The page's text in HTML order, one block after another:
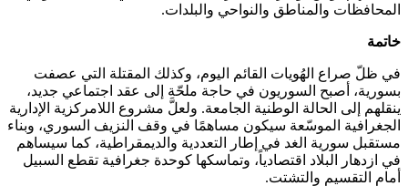
المحافظات والمناطق والنواحي والبلدات.
خاتمة
في ظلّ صراع الهُويات القائم اليوم، وكذلك المقتلة التي عصفت
بسورية، أصبح السوريون في حاجة ملحّة إلى عقد اجتماعي جديد،
ينقلهم إلى الحالة الوطنية الجامعة. ولعلَّ مشروع اللامركزية الإدارية
الجغرافية الموسّعة سيكون مساهمًا في وقف النزيف السوري، وبناء
مستقبل سورية الغد في إطار التعددية والديمقراطية، كما سيساهم
في ازدهار البلاد اقتصادياً، وتماسكها كوحدة جغرافية تقطع السبيل
أمام التقسيم والتشتت.